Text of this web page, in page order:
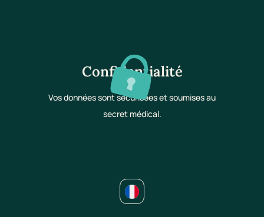
Confidentialité
Vos données sont sécurisées et soumises au
secret médical.